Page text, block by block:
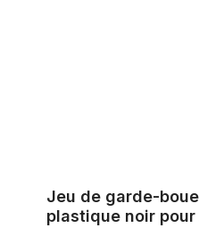
Jeu de garde-
plastique noir